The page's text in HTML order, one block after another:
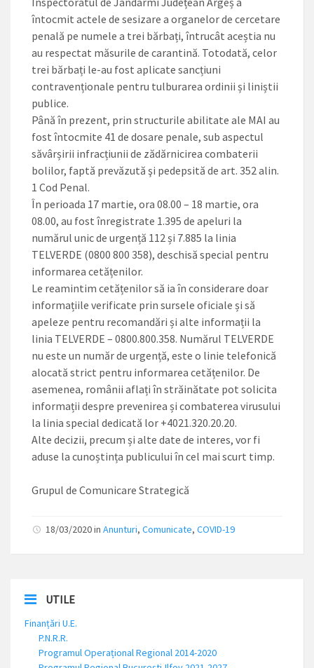
întocmit actele de sesizare a organelor de cercetare
penală pe numele a trei bărbați, întrucât aceștia nu
au respectat măsurile de carantină. Totodată, celor
trei bărbați le-au fost aplicate sancțiuni
contravenționale pentru tulburarea ordinii și liniștii
publice.
Până în prezent, prin structurile abilitate ale MAI au
fost întocmite 41 de dosare penale, sub aspectul
săvârșirii infracțiunii de zădărnicirea combaterii
bolilor, faptă prevăzută şi pedepsită de art. 352 alin.
1 Cod Penal.
În perioada 17 martie, ora 08.00 – 18 martie, ora
08.00, au fost înregistrate 1.395 de apeluri la
numărul unic de urgență 112 și 7.885 la linia
TELVERDE (0800 800 358), deschisă special pentru
informarea cetățenilor.
Le reamintim cetățenilor să ia în considerare doar
informațiile verificate prin sursele oficiale și să
apeleze pentru recomandări și alte informații la
linia TELVERDE – 0800.800.358. Numărul TELVERDE
nu este un număr de urgență, este o linie telefonică
alocată strict pentru informarea cetățenilor. De
asemenea, românii aflați în străinătate pot solicita
informații despre prevenirea și combaterea virusului
la linia special dedicată lor +4021.320.20.20.
Alte decizii, precum și alte date de interes, vor fi
aduse la cunoștința publicului în cel mai scurt timp.
Grupul de Comunicare Strategică
18/03/2020 in Anunturi, Comunicate, COVID-19
UTILE
Finanțări U.E.
P.N.R.R.
Programul Operațional Regional 2014-2020